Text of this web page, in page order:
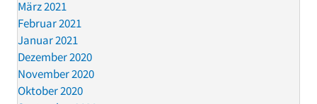
März 2021
Februar 2021
Januar 2021
Dezember 2020
November 2020
Oktober 2020